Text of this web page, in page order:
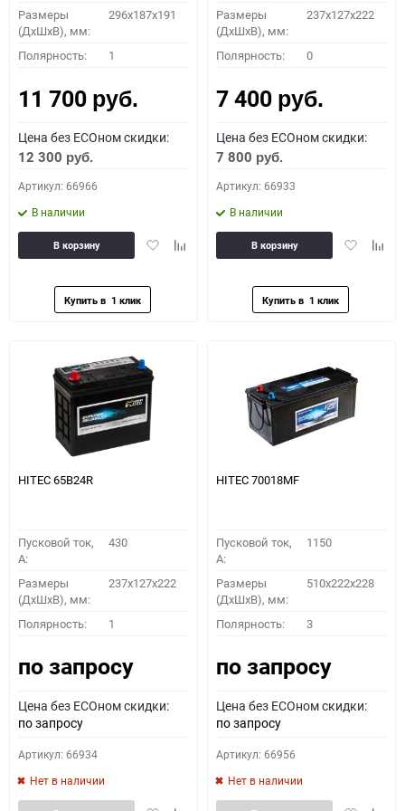
Размеры
(ДхШхВ), мм:
296х187х191
Полярность: 1
11 700 руб.
Цена без ECOном скидки:
12 300 руб.
Артикул: 66966
В наличии
ДобавитьДобавить
В корзину
Размеры
(ДхШхВ), мм:
237x127x222
Полярность: 0
7 400 руб.
Цена без ECOном скидки:
7 800 руб.
Артикул: 66933
В наличии
Добавить
В корзину
HITEC 65B24R
Пусковой ток,
A:
430
Размеры
(ДхШхВ), мм:
237x127x222
Полярность: 1
по запросу
Цена без ECOном скидки:
по запросу
Артикул: 66934
Нет в наличии
HITEC 70018MF
Пусковой ток,
A:
1150
Размеры
(ДхШхВ), мм:
510x222x228
Полярность: 3
по запросу
Цена без ECOном скидки:
по запросу
Артикул: 66956
Нет в наличии